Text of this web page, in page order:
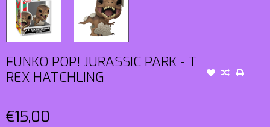
FUNKO POP! JURASSIC PARK - T
REX HATCHLING
€15,00